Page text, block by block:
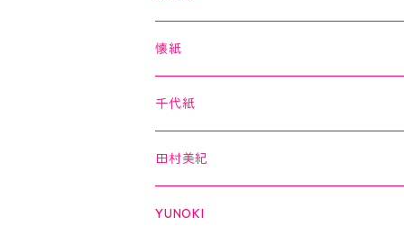
２巻セット
デコレーションテープ（クリアテープ）
田村美紀
クリアテープ
切子
日本の伝統美
YUNOKI
田村美紀
懐紙
Kimono美
美MONDE
乙女懐紙
千代紙
田村美紀
よもやまペーパー
YUNOKI